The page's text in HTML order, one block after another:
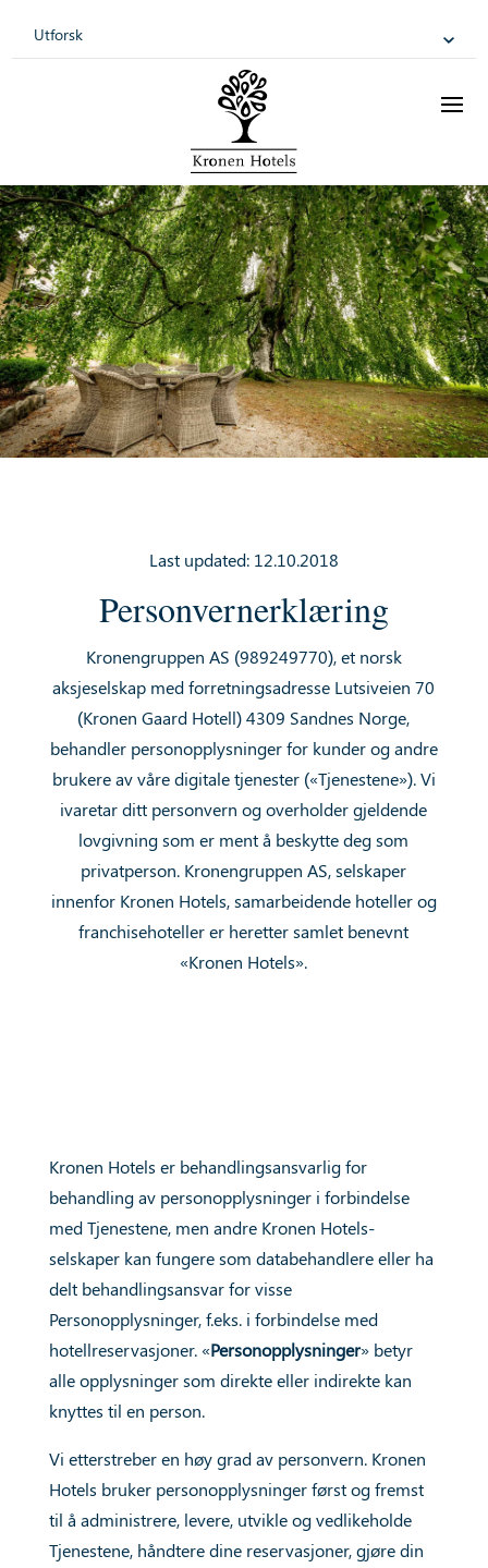
Utforsk
Last updated: 12.10.2018
Personvernerklæring
Kronengruppen AS (989249770), et norsk
aksjeselskap med forretningsadresse Lutsiveien 70
(Kronen Gaard Hotell) 4309 Sandnes Norge,
behandler personopplysninger for kunder og andre
brukere av våre digitale tjenester («Tjenestene»). Vi
ivaretar ditt personvern og overholder gjeldende
lovgivning som er ment å beskytte deg som
privatperson. Kronengruppen AS, selskaper
innenfor Kronen Hotels, samarbeidende hoteller og
franchisehoteller er heretter samlet benevnt
«Kronen Hotels».
Kronen Hotels er behandlingsansvarlig for
behandling av personopplysninger i forbindelse
med Tjenestene, men andre Kronen Hotels-
selskaper kan fungere som databehandlere eller ha
delt behandlingsansvar for visse
Personopplysninger, f.eks. i forbindelse med
hotellreservasjoner. «Personopplysninger» betyr
alle opplysninger som direkte eller indirekte kan
knyttes til en person.
Vi etterstreber en høy grad av personvern. Kronen
Hotels bruker personopplysninger først og fremst
til å administrere, levere, utvikle og vedlikeholde
Tjenestene, håndtere dine reservasjoner, gjøre din